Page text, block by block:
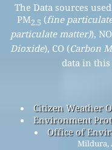
The Data sources
PM2.5 (fine
particulate matter)), NO
Dioxide), CO (Carbon
data in
Citizen Weather
Environment
Office of
Mildura,